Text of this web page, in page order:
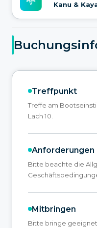
Kanu &
Treffpunkt
Treffe am
Lach 10.
Anforderungen
Bitte beachte die
Mitbringen
Bitte bringe